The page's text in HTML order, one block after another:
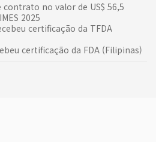
contrato no valor de US$ 56,5
2025
certificação da TFDA
certificação da FDA (Filipinas)